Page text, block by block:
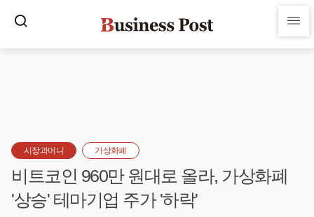
시장과머니 가상화폐
비트코인 960만 원대로 올라, 가상화폐
'상승' 테마기업 주가 '하락'